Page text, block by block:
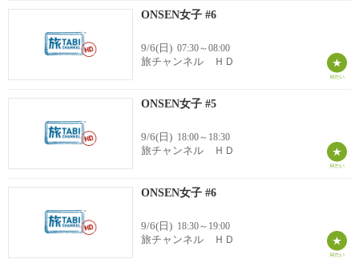
ONSEN女子 #6
9/6(日) 07:30～08:00
旅チャンネル ＨＤ
ONSEN女子 #5
9/6(日) 18:00～18:30
旅チャンネル ＨＤ
ONSEN女子 #6
9/6(日) 18:30～19:00
旅チャンネル ＨＤ